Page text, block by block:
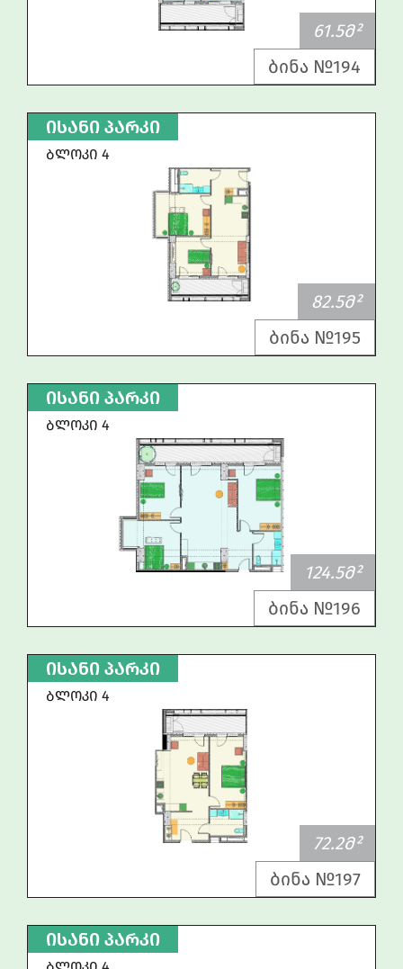
61.5Მ²
ბინა №194
ᲘᲡᲐᲜᲘ ᲞᲐᲠᲙᲘ
ᲑᲚᲝᲙᲘ 4
82.5Მ²
ბინა №195
ᲘᲡᲐᲜᲘ ᲞᲐᲠᲙᲘ
ᲑᲚᲝᲙᲘ 4
124.5Მ²
ბინა №196
ᲘᲡᲐᲜᲘ ᲞᲐᲠᲙᲘ
ᲑᲚᲝᲙᲘ 4
72.2Მ²
ბინა №197
ᲘᲡᲐᲜᲘ ᲞᲐᲠᲙᲘ